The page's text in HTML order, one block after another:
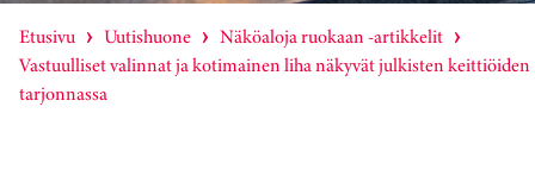
Etusivu Uutishuone
Näköaloja ruokaan -artikkelit
Vastuulliset valinnat ja kotimainen liha näkyvät julkisten keittiöiden
tarjonnassa